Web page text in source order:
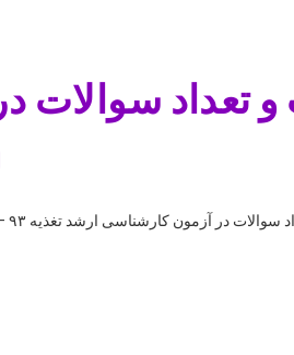
تعداد سوالات
کارشناسی ارشد تغذیه ۹۳ – ۹۴ در جدول زير قابل مشاهده است: